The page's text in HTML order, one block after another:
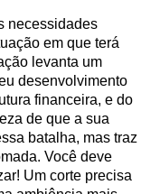
necessidades
em que terá
levanta um
desenvolvimento
financeira, e do
de que a sua
batalha, mas traz
Você deve
Um corte precisa